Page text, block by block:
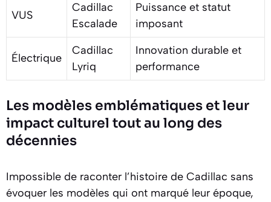
VUS
Cadillac
Escalade
Puissance et statut
imposant
Électrique
Cadillac
Lyriq
Innovation durable et
performance
Les modèles emblématiques et leur
impact culturel tout au long des
décennies
Impossible de raconter l’histoire de Cadillac sans
évoquer les modèles qui ont marqué leur époque,